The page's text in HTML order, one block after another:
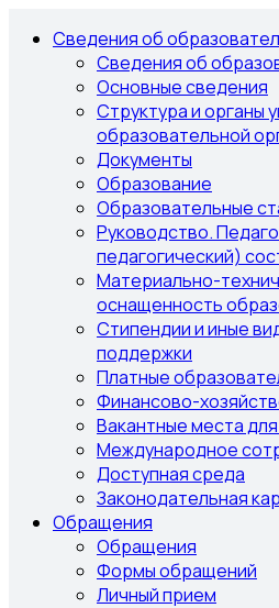
Сведения об
Сведения об
Основные сведения
Структура и органы
образовательной
Документы
Образование
Образовательные
Руководство.
педагогический)
Материально-
оснащенность
Стипендии и иные
поддержки
Платные
Финансово-
Вакантные места
Международное
Доступная среда
Законодательная
Обращения
Обращения
Формы обращений
Личный прием